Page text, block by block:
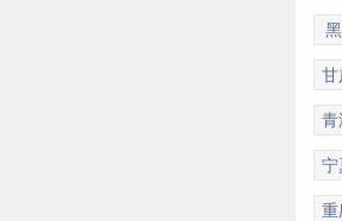
甘
青
宁
重